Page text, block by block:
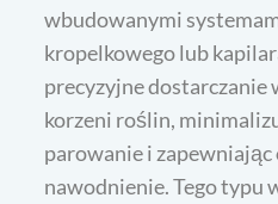
wbudowanymi
kropelkowego lub
precyzyjne dostarczanie
korzeni roślin,
parowanie i
nawodnienie. Tego typu